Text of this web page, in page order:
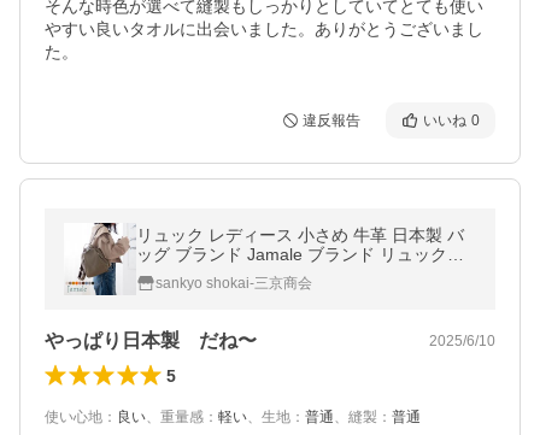
そんな時色が選べて縫製もしっかりとしていてとても使い
やすい良いタオルに出会いました。ありがとうございまし
た。
違反報告 いいね 0
リュック レディース 小さめ 牛革 日本製 バ
ッグ ブランド Jamale ブランド リュックサ
ック ギフト プレゼント 4FB (07000461r)
sankyo shokai-三京商会
やっぱり日本製 だね〜 2025/6/10
5
使い心地 ： 良い、 重量感 ： 軽い、 生地 ： 普通、 縫製 ： 普通